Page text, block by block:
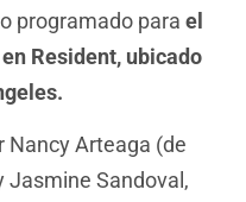
programado para el
Resident, ubicado
Nancy Arteaga (de
Jasmine Sandoval,